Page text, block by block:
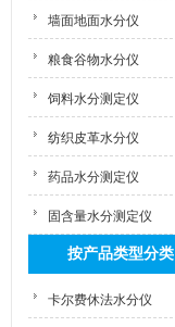
墙面地面水分仪
粮食谷物水分仪
饲料水分测定仪
纺织皮革水分仪
药品水分测定仪
固含量水分测定仪
按产品类型分类
卡尔费休法水分仪